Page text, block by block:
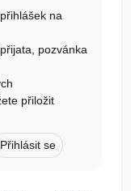
na
pozvánka
přiložit
Přihlásit se